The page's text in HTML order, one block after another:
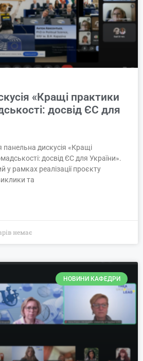
«Кращі практики
досвід ЄС для
панельна дискусія «Кращі
досвід ЄС для України».
у рамках реалізації проєкту
та
немає
НОВИНИ КАФЕДРИ